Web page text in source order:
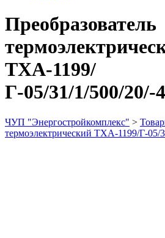
Преобразователь
ТХА-1199/
Г-05/31/1/500/
ЧУП "Энергостройкомплекс" >
термоэлектрический ТХА-1199/Г-